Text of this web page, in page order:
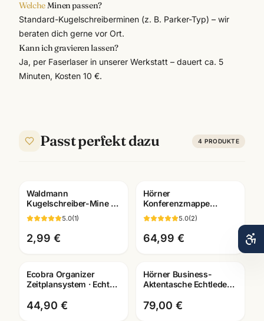
WelcheMinen passen?
Standard-Kugelschreiberminen (z. B. Parker-Typ) – wir
beraten dich gerne vor Ort.
Kann ich gravieren lassen?
Ja, per Faserlaser in unserer Werkstatt – dauert ca. 5
Minuten, Kosten 10 €.
Passt perfekt dazu 4 PRODUKTE
Gravur
Waldmann
Kugelschreiber-Mine M
· blau/schwarz ·
Medium-Strichbreite
5.0(1)
2,99 €
Hörner
Konferenzmappe
Echtleder ·
verschiedene
Ausfuehrungen ·
Bueroausstattung
5.0(2)
64,99 €
Ecobra Organizer
Zeitplansystem · Echtes
2026
44,90 €
Hörner Business-
Aktentasche Echtleder ·
Ausfuehrungen ·
Mannheim
79,00 €